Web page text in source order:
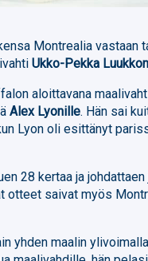
Montrealia vastaan
Ukko-Pekka
aloittavana
Alex Lyonille. Hän sai
Lyon oli esittänyt
28 kertaa ja
otteet saivat myös
yhden maalin